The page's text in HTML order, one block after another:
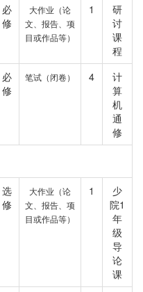
必
修
大作业（论
文、报告、项
目或作品等）
1
研
讨
课
程
必
修
笔试（闭卷） 4
计
算
机
通
修
选
修
大作业（论
文、报告、项
目或作品等）
1
少
院1
年
级
导
论
课